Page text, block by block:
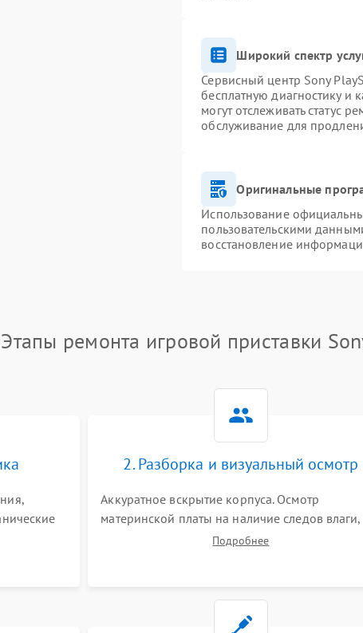
Широкий спектр
Сервисный центр Sony
бесплатную диагностику и
могут отслеживать статус
обслуживание для
Оригинальные
Использование
пользовательскими
восстановление
Этапы ремонта игровой приставки
экране
2. Разборка и визуальный осмотр
Аккуратное вскрытие корпуса. Осмотр
материнской платы на наличие следов влаги,
коррозии, прогаров и поврежденных
Подробнее